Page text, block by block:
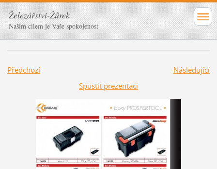
Železářství-Žůrek
Naším cílem je Vaše spokojenost
Předchozí
Následující
Spustit prezentaci